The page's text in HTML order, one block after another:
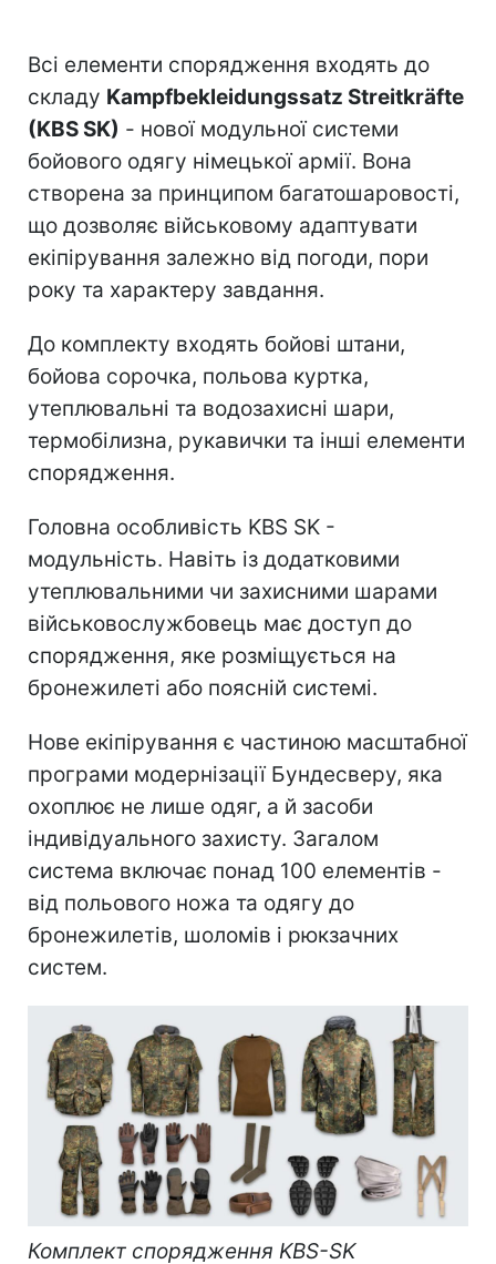
Всі елементи спорядження входять до
складу Kampfbekleidungssatz Streitkräfte
(KBS SK) - нової модульної системи
бойового одягу німецької армії. Вона
створена за принципом багатошаровості,
що дозволяє військовому адаптувати
екіпірування залежно від погоди, пори
року та характеру завдання.
До комплекту входять бойові штани,
бойова сорочка, польова куртка,
утеплювальні та водозахисні шари,
термобілизна, рукавички та інші елементи
спорядження.
Головна особливість KBS SK -
модульність. Навіть із додатковими
утеплювальними чи захисними шарами
військовослужбовець має доступ до
спорядження, яке розміщується на
бронежилеті або поясній системі.
Нове екіпірування є частиною масштабної
програми модернізації Бундесверу, яка
охоплює не лише одяг, а й засоби
індивідуального захисту. Загалом
система включає понад 100 елементів -
від польового ножа та одягу до
бронежилетів, шоломів і рюкзачних
систем.
Комплект спорядження KBS-SK